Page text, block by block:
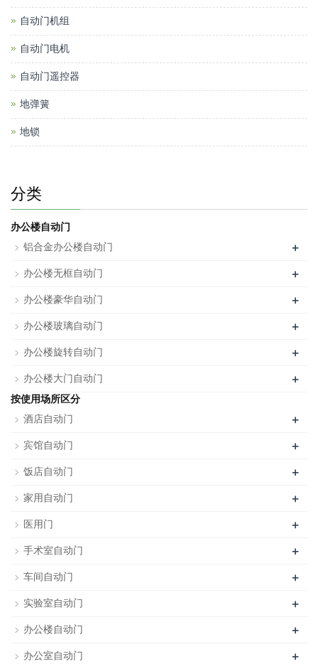
自动门机组
自动门电机
自动门遥控器
地弹簧
地锁
分类
办公楼自动门
铝合金办公楼自动门
+
办公楼无框自动门 +
办公楼豪华自动门 +
办公楼玻璃自动门 +
办公楼旋转自动门 +
办公楼大门自动门 +
按使用场所区分
酒店自动门
+
宾馆自动门 +
饭店自动门 +
家用自动门 +
医用门 +
手术室自动门 +
车间自动门 +
实验室自动门 +
办公楼自动门 +
办公室自动门 +